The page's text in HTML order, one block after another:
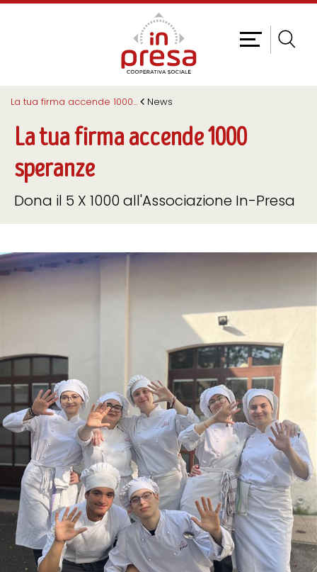
News
La tua firma accende 1000...
La tua firma accende 1000
speranze
Dona il 5 X 1000 all'Associazione In-Presa